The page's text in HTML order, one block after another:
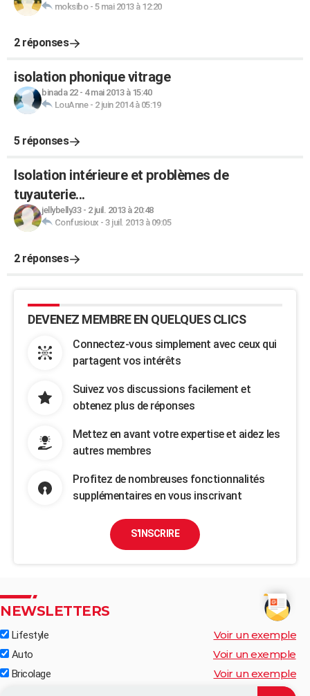
moksibo- 5 mai 2013 à 12:20
2 réponses
isolation phonique vitrage
binada 22- 4 mai 2013 à 15:40
LouAnne- 2 juin 2014 à 05:19
5 réponses
Isolation intérieure et problèmes de
tuyauterie...
jellybelly33- 2 juil. 2013 à 20:48
Confusioux - 3 juil. 2013 à 09:05
2 réponses
DEVENEZ MEMBRE EN QUELQUES CLICS
Connectez-vous simplement avec ceux qui
partagent vos intérêts
Suivez vos discussions facilement et
obtenez plus de réponses
Mettez en avant votre expertise et aidez les
autres membres
Profitez de nombreuses fonctionnalités
supplémentaires en vous inscrivant
S'INSCRIRE
NEWSLETTERS
Lifestyle Voir un exemple
Auto Voir un exemple
Bricolage Voir un exemple